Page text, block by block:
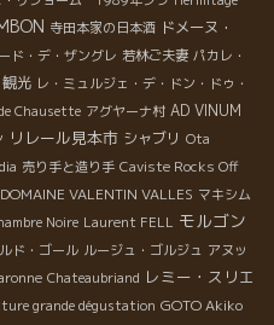
寺田本家の日本酒 ドメーヌ・
ド・デ・ザングレ 若林ご夫妻 パカレ・
光 レ・ミュルジェ・デ・ドン・ドゥ・
Chausette アグヤーナ村 AD VINUM
リレール見本市 シャブリ Ota
売り手と造り手 Caviste Rocks Off
DOMAINE VALENTIN VALLES マキシム
Noire Laurent FELL モルゴン
ド・ゴール ルージュ・ゴルジュ アヌッ
Chateaubriand レミー・スリエ
grande dégustation GOTO Akiko